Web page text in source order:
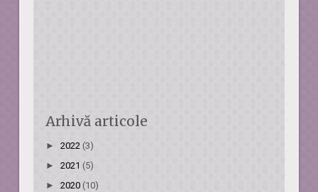
Arhivă articole
►2022 (3)
►2021(5)
►2020 (10)